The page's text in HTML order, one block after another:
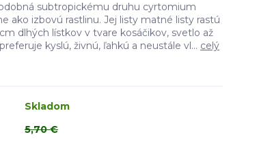
subtropickému druhu cyrtomium
ako izbovú rastlinu. Jej listy matné listy rastú
dlhých lístkov v tvare kosáčikov, svetlo až
kyslú, živnú, ľahkú a neustále vl... celý
Skladom
5,70 €